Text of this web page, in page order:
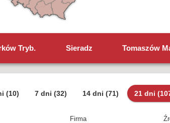
Tryb. Sieradz Tomaszów
(10) 7 dni (32) 14 dni (71) 21 dni
Firma